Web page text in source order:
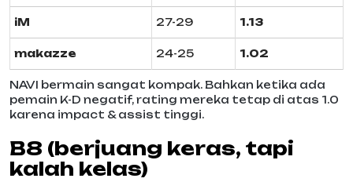
iM 27-29 1.13
makazze 24-25 1.02
NAVI bermain sangat kompak. Bahkan ketika ada
pemain K-D negatif, rating mereka tetap di atas 1.0
karena impact & assist tinggi.
B8 (berjuang keras, tapi
kalah kelas)